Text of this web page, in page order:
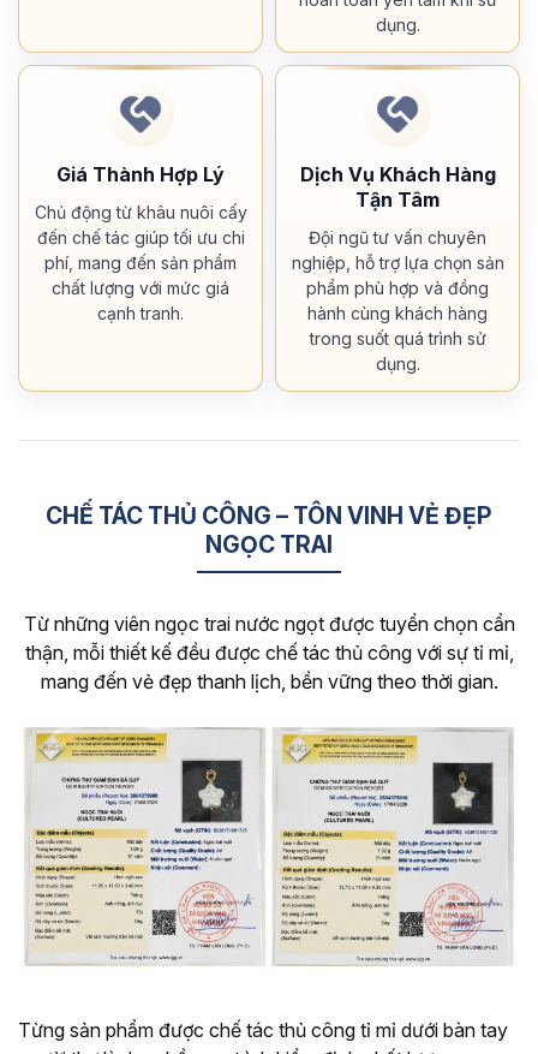
dụng.
Giá Thành Hợp Lý
Chủ động từ khâu nuôi cấy
đến chế tác giúp tối ưu chi
phí, mang đến sản phẩm
chất lượng với mức giá
cạnh tranh.
Dịch Vụ Khách Hàng
Tận Tâm
Đội ngũ tư vấn chuyên
nghiệp, hỗ trợ lựa chọn sản
phẩm phù hợp và đồng
hành cùng khách hàng
trong suốt quá trình sử
dụng.
CHẾ TÁC THỦ CÔNG – TÔN VINH VẺ ĐẸP
NGỌC TRAI
Từ những viên ngọc trai nước ngọt được tuyển chọn cẩn
thận, mỗi thiết kế đều được chế tác thủ công với sự tỉ mỉ,
mang đến vẻ đẹp thanh lịch, bền vững theo thời gian.
Từng sản phẩm được chế tác thủ công tỉ mỉ dưới bàn tay